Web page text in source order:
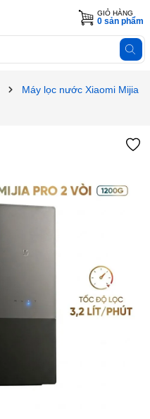
GIỎ HÀNG
0 sản phẩm
Máy lọc nước Xiaomi Mijia